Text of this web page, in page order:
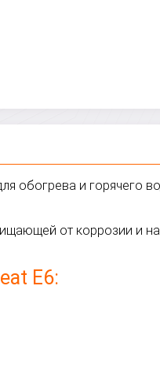
обогрева и
от коррозии и
E6: